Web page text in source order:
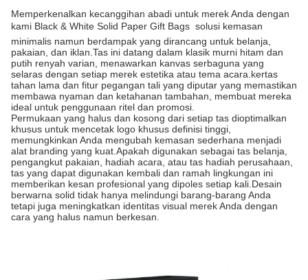
Memperkenalkan kecanggihan abadi untuk merek Anda dengan
kami Black & White Solid Paper Gift Bags  solusi kemasan
minimalis namun berdampak yang dirancang untuk belanja,
pakaian, dan iklan.Tas ini datang dalam klasik murni hitam dan
putih renyah varian, menawarkan kanvas serbaguna yang
selaras dengan setiap merek estetika atau tema acara.kertas
tahan lama dan fitur pegangan tali yang diputar yang memastikan
membawa nyaman dan ketahanan tambahan, membuat mereka
ideal untuk penggunaan ritel dan promosi.
Permukaan yang halus dan kosong dari setiap tas dioptimalkan
khusus untuk mencetak logo khusus definisi tinggi,
memungkinkan Anda mengubah kemasan sederhana menjadi
alat branding yang kuat.Apakah digunakan sebagai tas belanja,
pengangkut pakaian, hadiah acara, atau tas hadiah perusahaan,
tas yang dapat digunakan kembali dan ramah lingkungan ini
memberikan kesan profesional yang dipoles setiap kali.Desain
berwarna solid tidak hanya melindungi barang-barang Anda
tetapi juga meningkatkan identitas visual merek Anda dengan
cara yang halus namun berkesan.